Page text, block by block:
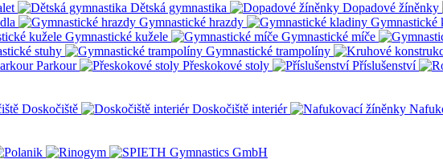
Dětská gymnastika Dopadové žíněnky
Gymnastické hrazdy Gymnastické
Gymnastické kužele Gymnastické míče
stuhy Gymnastické trampolíny
Parkour Přeskokové stoly Příslušenství
Doskočiště Doskočiště interiér